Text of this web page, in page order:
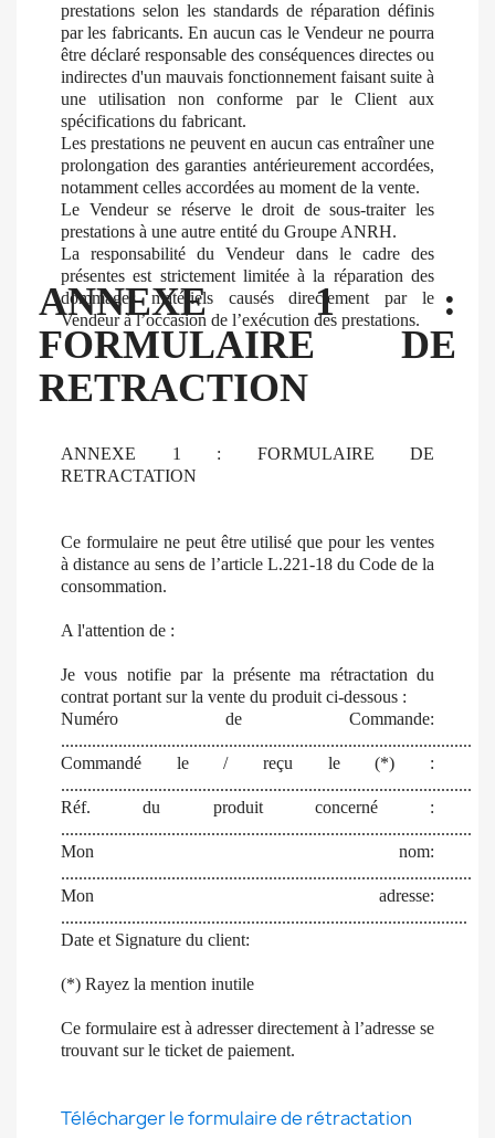
prestations selon les standards de réparation définis
par les fabricants. En aucun cas le Vendeur ne pourra
être déclaré responsable des conséquences directes ou
indirectes d'un mauvais fonctionnement faisant suite à
une utilisation non conforme par le Client aux
spécifications du fabricant.
Les prestations ne peuvent en aucun cas entraîner une
prolongation des garanties antérieurement accordées,
notamment celles accordées au moment de la vente.
Le Vendeur se réserve le droit de sous-traiter les
prestations à une autre entité du Groupe ANRH.
La responsabilité du Vendeur dans le cadre des
présentes est strictement limitée à la réparation des
dommages matériels causés directement par le
Vendeur à l’occasion de l’exécution des prestations.
ANNEXE 1 :
FORMULAIRE DE
RETRACTION
ANNEXE 1 : FORMULAIRE DE
RETRACTATION
Ce formulaire ne peut être utilisé que pour les ventes
à distance au sens de l’article L.221-18 du Code de la
consommation.
A l'attention de :
Je vous notifie par la présente ma rétractation du
contrat portant sur la vente du produit ci-dessous :
Numéro de Commande:
.............................................................................................
Commandé le / reçu le (*) :
.............................................................................................
Réf. du produit concerné :
.............................................................................................
Mon nom:
.............................................................................................
Mon adresse:
............................................................................................
Date et Signature du client:
(*) Rayez la mention inutile
Ce formulaire est à adresser directement à l’adresse se
trouvant sur le ticket de paiement.
Télécharger le formulaire de rétractation